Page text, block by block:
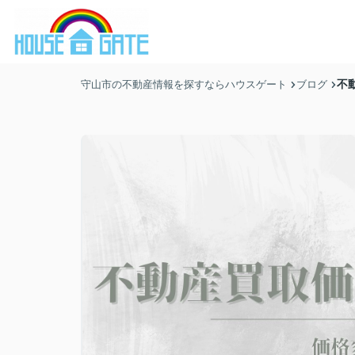
守山市の不動産情報を探すならハウスゲート ブログ 不